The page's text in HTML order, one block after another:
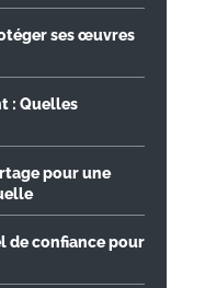
ses œuvres
: Quelles
pour une
de confiance pour